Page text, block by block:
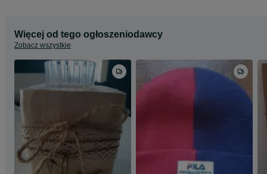
Więcej od tego ogłoszeniodawcy
Zobacz wszystkie